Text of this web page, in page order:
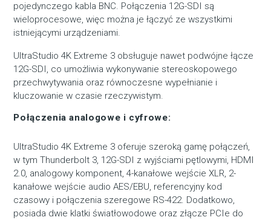
pojedynczego kabla BNC. Połączenia 12G-SDI są
wieloprocesowe, więc można je łączyć ze wszystkimi
istniejącymi urządzeniami.
UltraStudio 4K Extreme 3 obsługuje nawet podwójne łącze
12G-SDI, co umożliwia wykonywanie stereoskopowego
przechwytywania oraz równoczesne wypełnianie i
kluczowanie w czasie rzeczywistym.
Połączenia analogowe i cyfrowe:
UltraStudio 4K Extreme 3 oferuje szeroką gamę połączeń,
w tym Thunderbolt 3, 12G-SDI z wyjściami pętlowymi, HDMI
2.0, analogowy komponent, 4-kanałowe wejście XLR, 2-
kanałowe wejście audio AES/EBU, referencyjny kod
czasowy i połączenia szeregowe RS-422. Dodatkowo,
posiada dwie klatki światłowodowe oraz złącze PCIe do